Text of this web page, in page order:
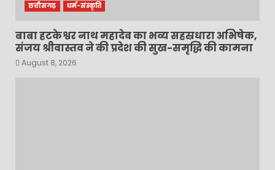
छत्तीसगढ़ धर्म-संस्कृति
बाबा हटकेश्वर नाथ महादेव का भव्य सहस्रधारा अभिषेक,
संजय श्रीवास्तव ने की प्रदेश की सुख-समृद्धि की कामना
August 8, 2026